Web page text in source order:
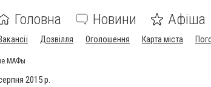
Головна Новини Афіша
Вакансії Дозвілля Оголошення Карта міста
МАФы
2015 р.